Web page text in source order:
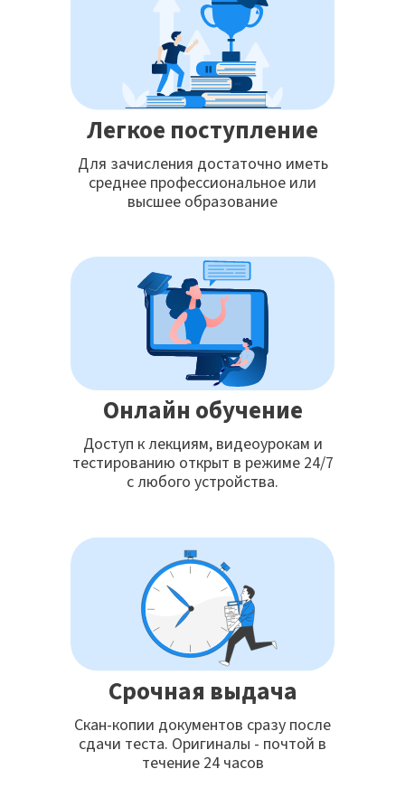
Легкое поступление
Для зачисления достаточно иметь
среднее профессиональное или
высшее образование
Онлайн обучение
Доступ к лекциям, видеоурокам и
тестированию открыт в режиме 24/7
с любого устройства.
Срочная выдача
Скан-копии документов сразу после
сдачи теста. Оригиналы - почтой в
течение 24 часов